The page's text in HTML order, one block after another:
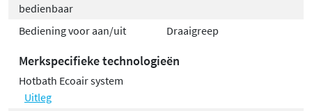
bedienbaar
Bediening voor aan/uit Draaigreep
Merkspecifieke technologieën
Hotbath Ecoair system
Uitleg